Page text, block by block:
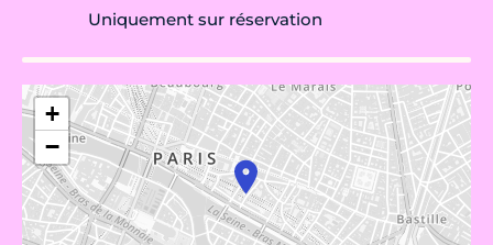
Uniquement sur réservation
+
−